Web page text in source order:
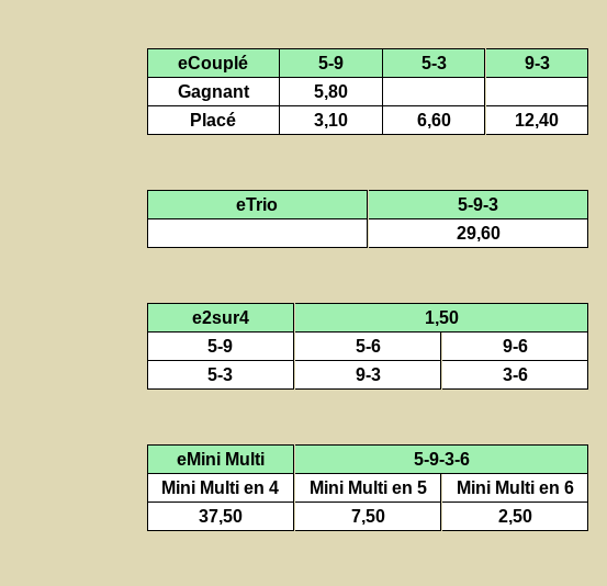
eCouplé 5-9 5-3
9-3
Gagnant
5,80
Placé
3,10 6,60 12,40
eTrio
5-9-3
29,60
e2sur4
1,50
5-9
5-6
9-6
5-3
9-3 3-6
eMini Multi
5-9-3-6
Mini Multi en 4
Mini Multi en 5
Mini Multi en 6
37,50
7,50 2,50